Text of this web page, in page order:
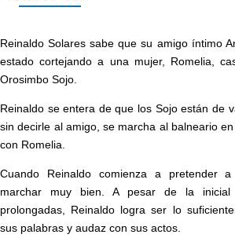
Reinaldo Solares sabe que su amigo íntimo
estado cortejando a una mujer, Romelia,
Orosimbo Sojo.
Reinaldo se entera de que los Sojo están de
sin decirle al amigo, se marcha al balneario
con Romelia.
Cuando Reinaldo comienza a pretender
marchar muy bien. A pesar de la
prolongadas, Reinaldo logra ser lo
sus palabras y audaz con sus actos.